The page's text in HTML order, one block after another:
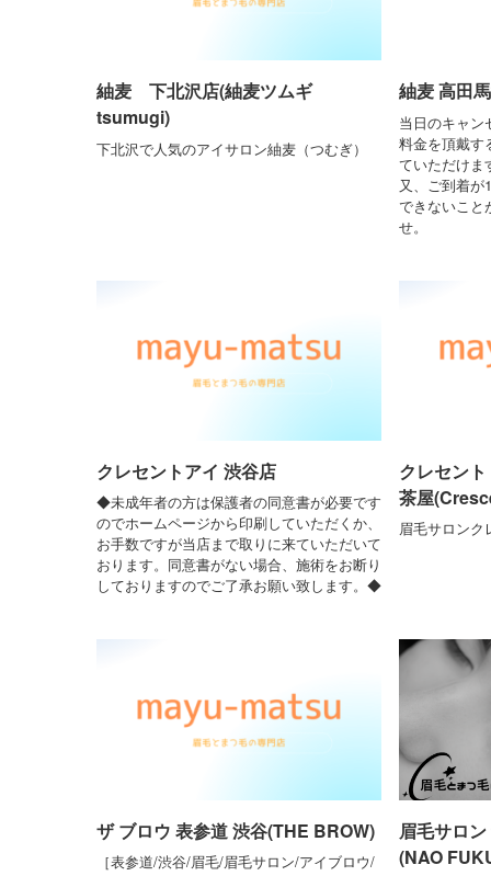
紬麦 下北沢店(紬麦ツムギ
tsumugi)
下北沢で人気のアイサロン紬麦（つむぎ）
紬麦 高田
当日のキャン
料金を頂戴す
ていただけま
又、ご到着が
できないこと
せ。
クレセントアイ 渋谷店
◆未成年者の方は保護者の同意書が必要です
のでホームページから印刷していただくか、
お手数ですが当店まで取りに来ていただいて
おります。同意書がない場合、施術をお断り
しておりますのでご了承お願い致します。◆
クレセン
茶屋
眉毛サロンク
ザ ブロウ 表参道 渋谷(THE BROW)
［表参道/渋谷/眉毛/眉毛サロン/アイブロウ/
眉毛サロ
(NAO